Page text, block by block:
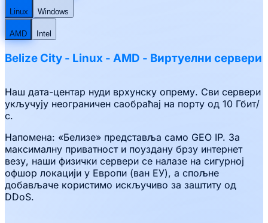
Linux Windows
AMD Intel
Belize City - Linux - AMD - Виртуелни сервери
Наш дата-центар нуди врхунску опрему. Сви сервери
укључују неограничен саобраћај на порту од 10 Гбит/
с.
Напомена: «Белизе» представља само GEO IP. За
максималну приватност и поуздану брзу интернет
везу, наши физички сервери се налазе на сигурној
офшор локацији у Европи (ван ЕУ), а спољне
добављаче користимо искључиво за заштиту од
DDoS.